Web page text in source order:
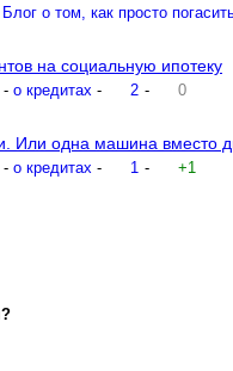
Блог о том, как просто
на социальную ипотеку
- о кредитах - 2 - 0
Или одна машина вместо
- о кредитах - 1 - +1